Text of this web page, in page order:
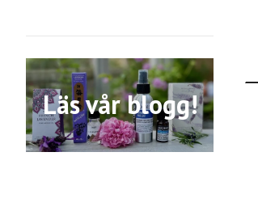
Läs vår blogg!